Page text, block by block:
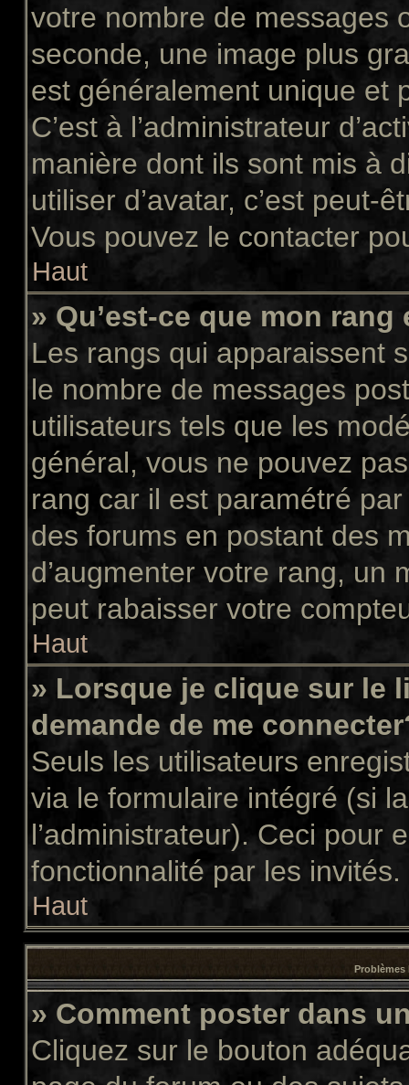
votre nombre de messages
seconde, une image plus
est généralement unique et
C’est à l’administrateur
manière dont ils sont mis à
utiliser d’avatar, c’est peut-
Vous pouvez le contacter
Haut
» Qu’est-ce que mon
Les rangs qui apparaissent
le nombre de messages
utilisateurs tels que les
général, vous ne pouvez
rang car il est paramétré
des forums en postant des
d’augmenter votre rang, un
peut rabaisser votre
Haut
» Lorsque je clique sur le
demande de me
Seuls les utilisateurs
via le formulaire intégré (si
l’administrateur). Ceci pour
fonctionnalité par les invités.
Haut
Problèmes
» Comment poster dans
Cliquez sur le bouton